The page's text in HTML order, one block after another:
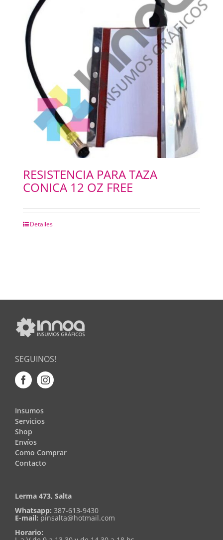
RESISTENCIA PARA TAZA
CONICA 12 OZ FREE
Detalles
SEGUINOS!
Insumos
Servicios
Shop
Envíos
Como Comprar
Contacto
Lerma 473, Salta
Whatsapp: 387-613-9430
E-mail: pinsalta@hotmail.com
Horario: